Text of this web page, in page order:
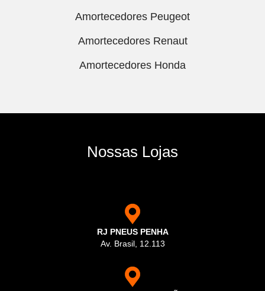
Amortecedores Peugeot
Amortecedores Renaut
Amortecedores Honda
Nossas Lojas
RJ PNEUS PENHA
Av. Brasil, 12.113